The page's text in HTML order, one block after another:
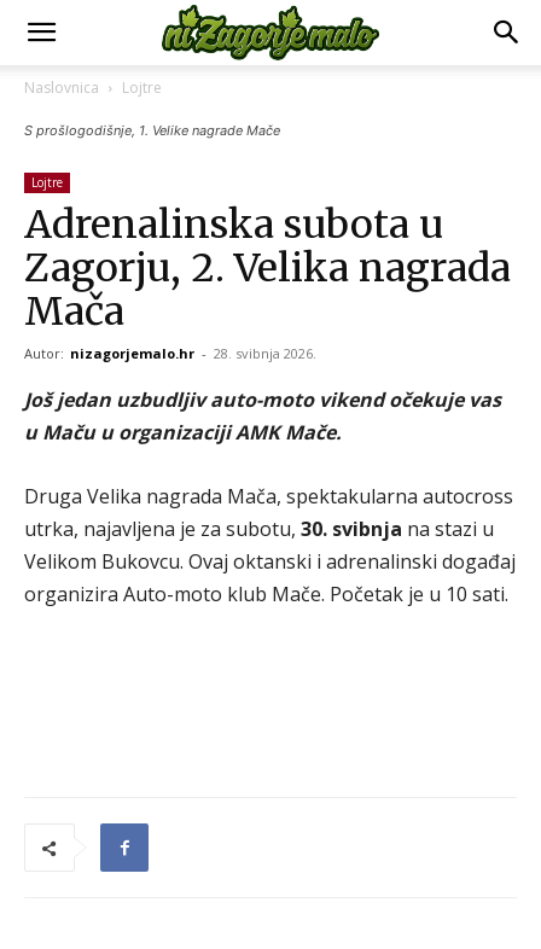
Naslovnica Lojtre
S prošlogodišnje, 1. Velike nagrade Mače
Lojtre
Adrenalinska subota u
Zagorju, 2. Velika nagrada
Mača
Autor: nizagorjemalo.hr - 28. svibnja 2026.
Još jedan uzbudljiv auto-moto vikend očekuje vas
u Maču u organizaciji AMK Mače.
Druga Velika nagrada Mača, spektakularna autocross
utrka, najavljena je za subotu, 30. svibnja na stazi u
Velikom Bukovcu. Ovaj oktanski i adrenalinski događaj
organizira Auto-moto klub Mače. Početak je u 10 sati.